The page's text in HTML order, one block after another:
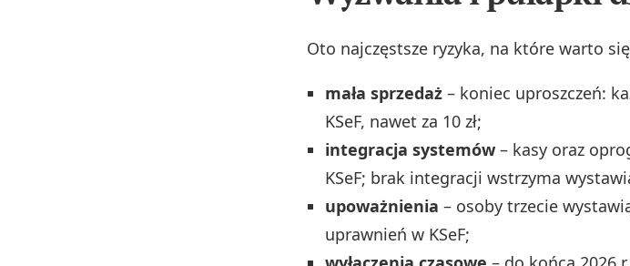
Oto najczęstsze ryzyka, na które warto
mała sprzedaż – koniec uproszczeń:
KSeF, nawet za 10 zł;
integracja systemów – kasy oraz
KSeF; brak integracji wstrzyma
upoważnienia – osoby trzecie
uprawnień w KSeF;